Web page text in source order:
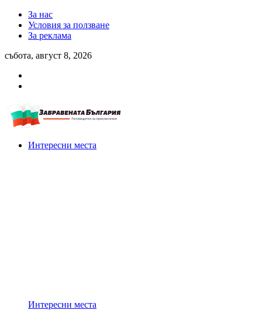
За нас
Условия за ползване
За реклама
събота, август 8, 2026
Интересни места
Интересни места